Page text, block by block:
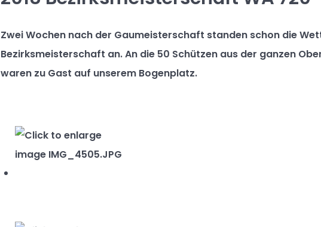
Zwei Wochen nach der Gaumeisterschaft standen schon die
Bezirksmeisterschaft an. An die 50 Schützen aus der ganzen
waren zu Gast auf unserem Bogenplatz.